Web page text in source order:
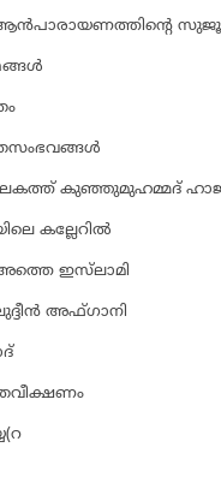
കുഞ്ഞുമുഹമ്മദ്
കല്ലേറില്‍
ഇസ്‌ലാമി
അഫ്ഗാനി